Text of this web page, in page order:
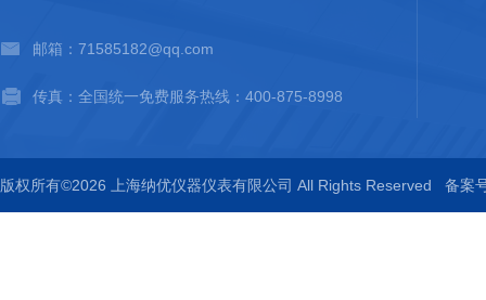
邮箱：71585182@qq.com
传真：全国统一免费服务热线：400-875-8998
版权所有©2026 上海纳优仪器仪表有限公司 All Rights Reserved 备案